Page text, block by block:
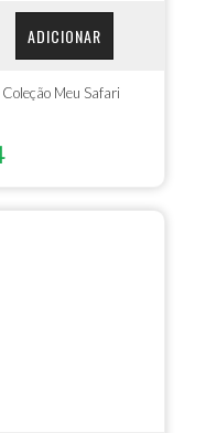
ADICIONAR
Meu Safari